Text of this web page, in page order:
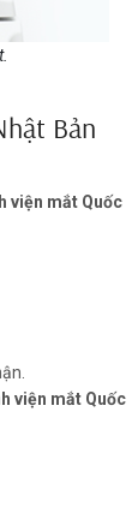
Bản
viện mắt Quốc
viện mắt Quốc